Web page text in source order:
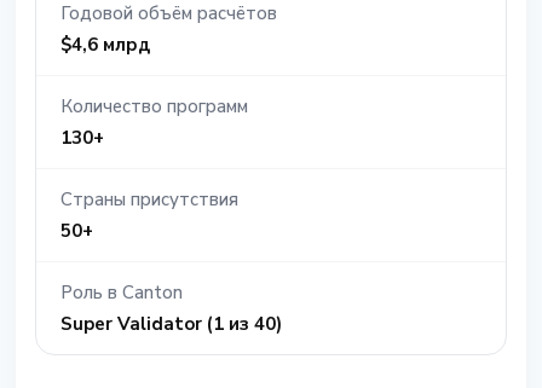
Годовой объём расчётов
$4,6 млрд
Количество программ
130+
Страны присутствия
50+
Роль в Canton
Super Validator (1 из 40)